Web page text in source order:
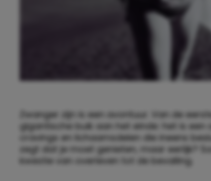
Zwanger zijn is een avontuur. Van de
gigantische buik aan het einde: het is
cravings en lichaamsdelen die ineens
zegt dat je moet genieten, maar eerlijk?
kwestie van overleven tot de bevalling.